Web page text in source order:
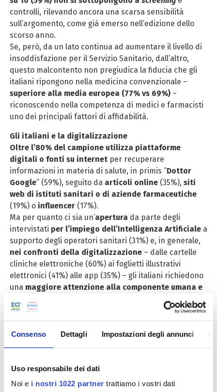
Consenso Dettagli Impostazioni degli annunci
Uso responsabile dei dati
Noi e i nostri 1022 partner trattiamo i vostri dati
controlli, rilevando ancora una scarsa sensibilità
sull’argomento, come già emerso nell’edizione dello
scorso anno.
Se, però, da un lato continua ad aumentare il livello di
insoddisfazione per il Servizio Sanitario, dall’altro,
questo malcontento non pregiudica la fiducia che gli
italiani ripongono nella medicina convenzionale –
superiore alla media europea (77% vs 69%) –
riconoscendo nella competenza di medici e farmacisti
uno dei principali fattori di affidabilità.
Gli italiani e la digitalizzazione
Oltre l’80% del campione utilizza piattaforme
digitali o fonti su internet per recuperare
informazioni in materia di salute, in primis “Dottor
Google” (59%), seguito da articoli online (35%), siti
web di istituti sanitari o di aziende farmaceutiche
(19%) o influencer (17%).
Ma per quanto ci sia un’apertura da parte degli
intervistati per l’impiego dell’Intelligenza Artificiale a
supporto degli operatori sanitari (31%) e, in generale,
nei confronti della digitalizzazione – dalle cartelle
cliniche elettroniche (60%) ai foglietti illustrativi
elettronici (41%) alle app (35%) – gli italiani richiedono
una maggiore attenzione alla componente umana e
e un
approccio olistico alla cura
(36%), che tenga conto
della salute sia fisica che mentale del paziente.
Gii Italiani e la solitudine
concentrato lo STADA Health Report.
Europei) e il 20% diburnout: problematiche che